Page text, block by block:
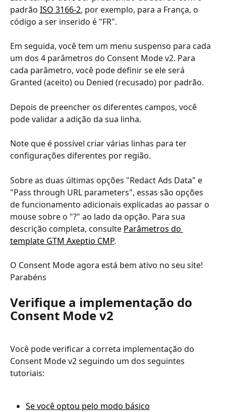
padrão ISO 3166-2, por exemplo, para a França, o
código a ser inserido é "FR".
Em seguida, você tem um menu suspenso para cada
um dos 4 parâmetros do Consent Mode v2. Para
cada parâmetro, você pode definir se ele será
Granted (aceito) ou Denied (recusado) por padrão.
Depois de preencher os diferentes campos, você
pode validar a adição da sua linha.
Note que é possível criar várias linhas para ter
configurações diferentes por região.
Sobre as duas últimas opções "Redact Ads Data" e
"Pass through URL parameters", essas são opções
de funcionamento adicionais explicadas ao passar o
mouse sobre o "?" ao lado da opção. Para sua
descrição completa, consulte Parâmetros do
template GTM Axeptio CMP.
O Consent Mode agora está bem ativo no seu site!
Parabéns
Verifique a implementação do
Consent Mode v2
Você pode verificar a correta implementação do
Consent Mode v2 seguindo um dos seguintes
tutoriais:
Se você optou pelo modo básico